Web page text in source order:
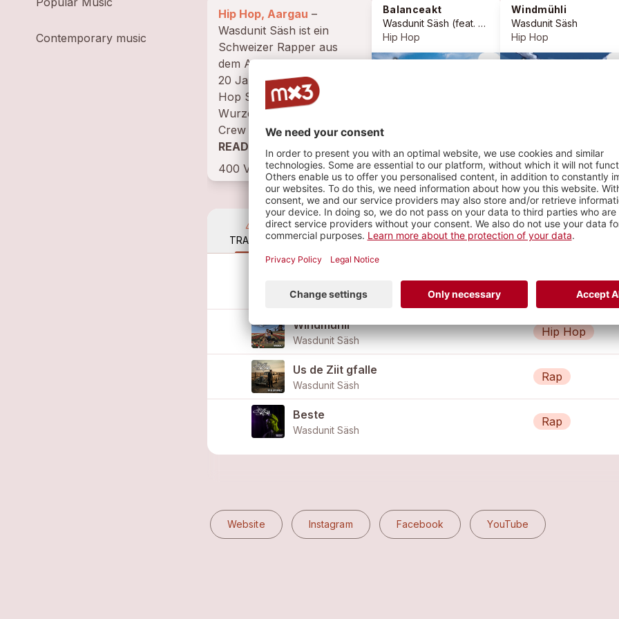
Contemporary music
Hip Hop, Aargau
Wasdunit Säsh ist ein
Schweizer Rapper aus
dem Aargau und seit über
20 Jahren aktiv in der Hip-
Hop Szene. Seine
Wurzeln liegen in der
Crew HTC
(HomeTownConnection),
die er 2001 gemeinsam mit
seinem...
READ BIOGRAPHY
400 VISITS • 23 PLAYS
Balanceakt
Wasdunit Säsh (feat. Noorai
)
Hip Hop
Windmühli
Wasdunit Säsh
Hip Hop
4
TRACKS
1
PLAYLIST
2
PHOTOS
Wasdunit Säsh (feat.
Hip Hop
Windmühli
Wasdunit Säsh
Hip Hop
Us de Ziit gfalle
Wasdunit Säsh
Rap
Beste
Wasdunit Säsh
Rap
Website Instagram Facebook YouTube